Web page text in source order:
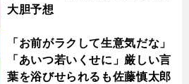
大胆予想
「お前がラクして生意気だな」
「あいつ若いくせに」厳しい言
葉を浴びせられるも佐藤慎太郎